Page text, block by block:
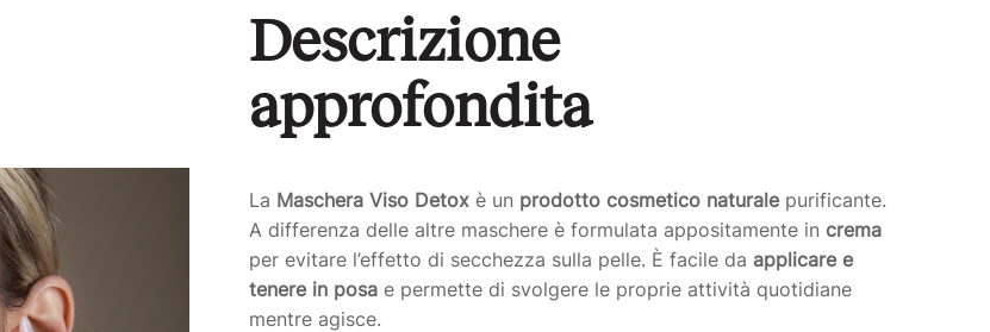
Descrizione
approfondita
La Maschera Viso Detox è un prodotto cosmetico naturalepurificante.
A differenza delle altre maschere è formulata appositamente in crema
per evitare l’effetto di secchezza sulla pelle. È facile da applicare e
tenere in posa e permette di svolgere le proprie attività quotidiane
mentre agisce.